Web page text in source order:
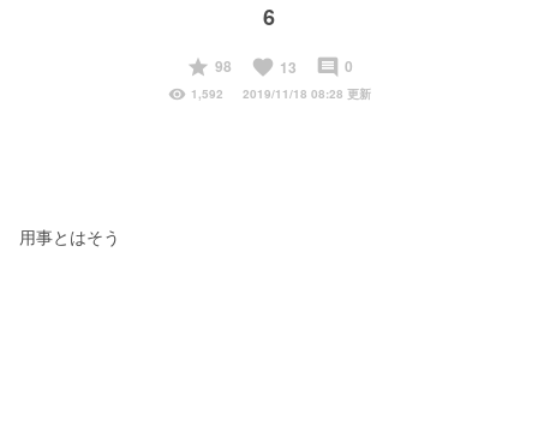
6
start
98 favorite 13 insert_comment 0
visibility 1,592 2019/11/18 08:28 更新
用事とはそう